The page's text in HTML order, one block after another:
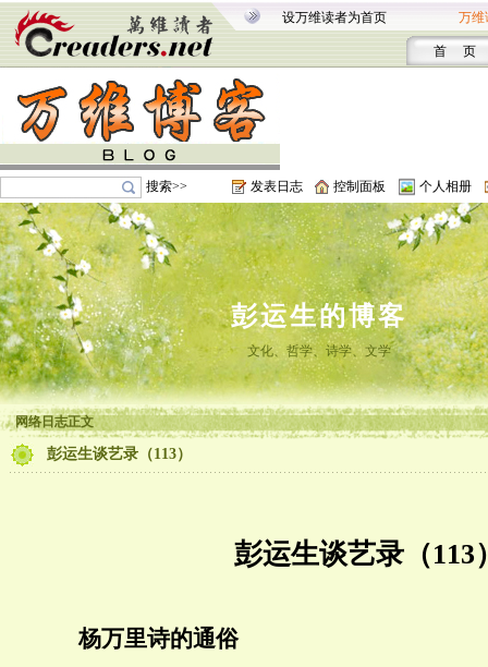
设万维读者为首页 万维
首 页
搜索>> 发表日志 控制面板 个人相册
彭运生的博客
文化、哲学、诗学、文学
网络日志正文
彭运生谈艺录（113）
彭运生谈艺录（113
杨万里诗的通俗